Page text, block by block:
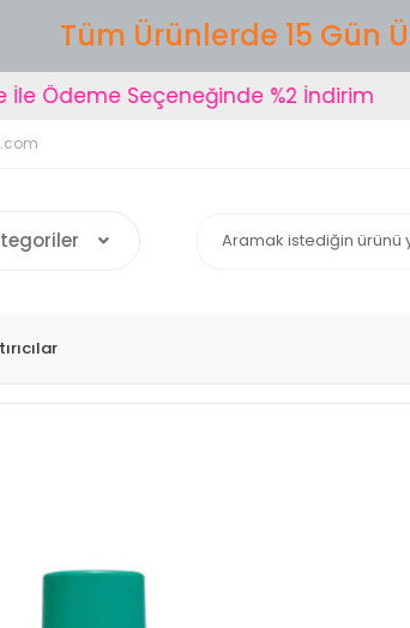
Tüm Ürünlerde 15 Gün
Ödeme Seçeneğinde %2 İndirim